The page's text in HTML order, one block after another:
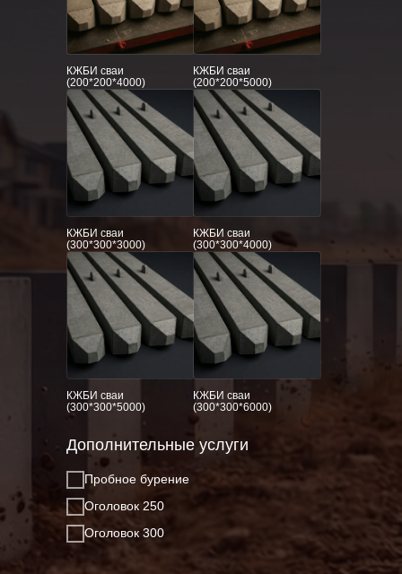
КЖБИ сваи
(200*200*4000)
КЖБИ сваи
(200*200*5000)
КЖБИ сваи
(300*300*3000)
КЖБИ сваи
(300*300*4000)
КЖБИ сваи
(300*300*5000)
КЖБИ сваи
(300*300*6000)
Дополнительные услуги
Пробное бурение
Оголовок 250
Оголовок 300